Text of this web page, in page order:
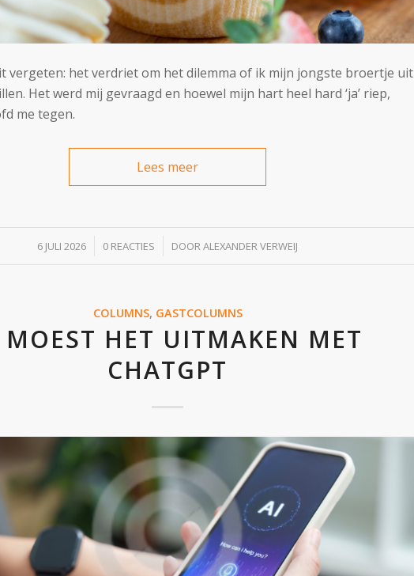
vergeten: het verdriet om het dilemma of ik mijn jongste broertje uit
Het werd mij gevraagd en hoewel mijn hart heel hard ‘ja’ riep,
me tegen.
Lees meer
6 JULI 2026
/ 0 REACTIES
/ DOORALEXANDER VERWEIJ
COLUMNS, GASTCOLUMNS
MOEST HET UITMAKEN MET
CHATGPT